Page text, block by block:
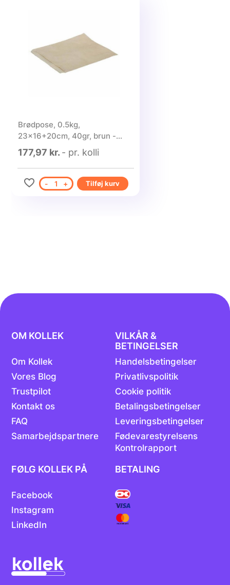
Brødpose, 0.5kg,
23x16+20cm, 40gr, brun -
1000 stk.
177,97 kr. - pr. kolli
- 1 + Tilføj kurv
OM KOLLEK
Om Kollek
Vores Blog
Trustpilot
Kontakt os
FAQ
Samarbejdspartnere
VILKÅR &
BETINGELSER
Handelsbetingelser
Privatlivspolitik
Cookie politik
Betalingsbetingelser
Leveringsbetingelser
Fødevarestyrelsens
Kontrolrapport
FØLG KOLLEK PÅ
Facebook
Instagram
LinkedIn
BETALING